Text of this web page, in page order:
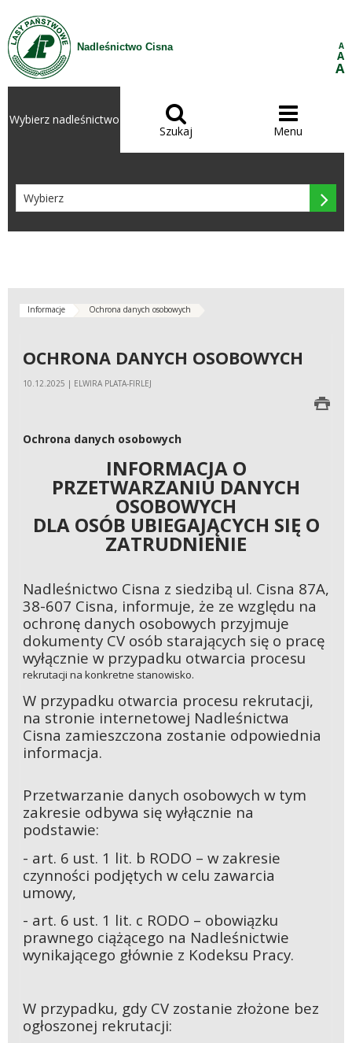
Przejdź do treści
Nadleśnictwo Cisna A
A
A
Wybierz nadleśnictwo 
Szukaj

Menu

Informacje Ochrona danych osobowych
OCHRONA DANYCH OSOBOWYCH
10.12.2025 | ELWIRA PLATA-FIRLEJ
Ochrona danych osobowych
INFORMACJA O
PRZETWARZANIU DANYCH
OSOBOWYCH
DLA OSÓB UBIEGAJĄCYCH SIĘ O
ZATRUDNIENIE
Nadleśnictwo Cisna z siedzibą ul. Cisna 87A,
38-607 Cisna, informuje, że ze względu na
ochronę danych osobowych przyjmuje
dokumenty CV osób starających się o pracę
wyłącznie w przypadku otwarcia procesu
rekrutacji na konkretne stanowisko.
W przypadku otwarcia procesu rekrutacji,
na stronie internetowej Nadleśnictwa
Cisna zamieszczona zostanie odpowiednia
informacja.
Przetwarzanie danych osobowych w tym
zakresie odbywa się wyłącznie na
podstawie:
- art. 6 ust. 1 lit. b RODO – w zakresie
czynności podjętych w celu zawarcia
umowy,
- art. 6 ust. 1 lit. c RODO – obowiązku
prawnego ciążącego na Nadleśnictwie
wynikającego głównie z Kodeksu Pracy.
W przypadku, gdy CV zostanie złożone bez
ogłoszonej rekrutacji: